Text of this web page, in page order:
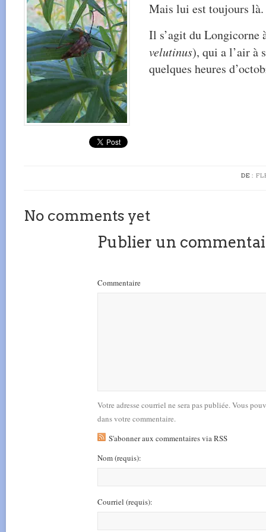
Mais lui est toujours là.
Il s’agit du Longicorne
velutinus), qui a l’air à
quelques heures
DE :
No comments yet
Publier un
Commentaire
Votre adresse courriel ne sera pas publiée. Vous
dans votre commentaire.
S'abonner aux commentaires via RSS
Nom(requis):
Courriel (requis):